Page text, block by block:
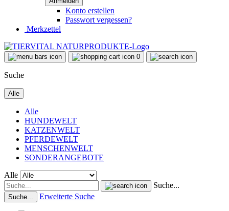
Konto erstellen
Passwort vergessen?
Merkzettel
0
Suche
Alle
Alle
HUNDEWELT
KATZENWELT
PFERDEWELT
MENSCHENWELT
SONDERANGEBOTE
Alle
Suche...
Suche... Erweiterte Suche